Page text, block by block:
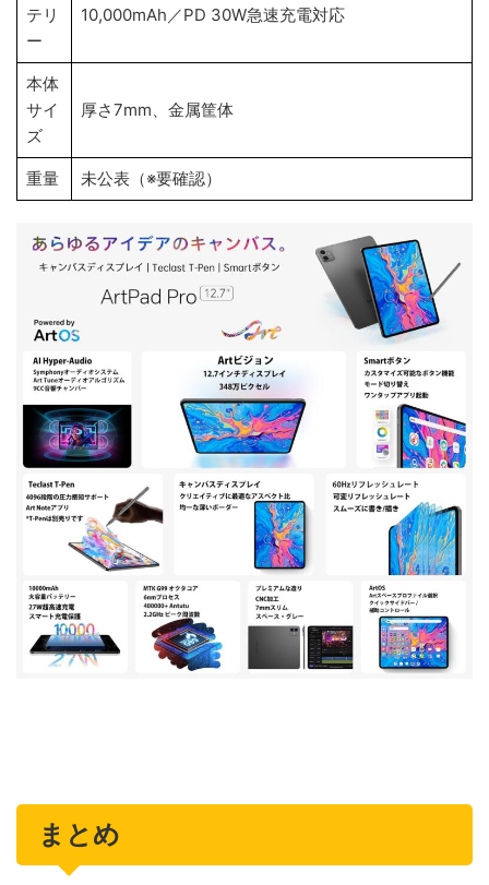
テリ
ー
10,000mAh／PD 30W急速充電対応
本体
サイ
ズ
厚さ7mm、金属筐体
重量 未公表（※要確認）
まとめ